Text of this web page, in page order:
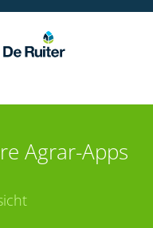
Agrar-Apps